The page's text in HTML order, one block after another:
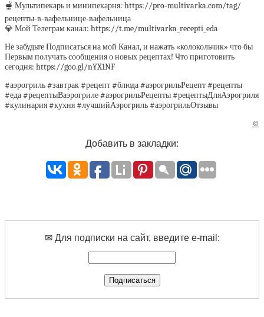
🫕 Мультипекарь и минипекарня: https://pro-multivarka.com/tag/
рецепты-в-вафельнице-вафельница
💎 Мой Телеграм канал: https://t.me/multivarka_recepti_eda
Не забудьте Подписаться на мой Канал, и нажать «колокольчик» что бы
Первым получать сообщения о новых рецептах! Что приготовить
сегодня: https://goo.gl/nYX1NF
#аэрогриль #завтрак #рецепт #блюда #аэрогрильРецепт #рецепты
#еда #рецептыВаэрогриле #аэрогрильРецепты #рецептыДляАэрогриля
#кулинария #кухня #лучшийАэрогриль #аэрогрильОтзывы
©
Добавить в закладки:
✉ Для подписки на сайт, введите e-mail: